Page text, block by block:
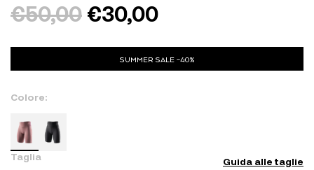
€50,00 €30,00
SUMMER SALE -40%
Colore:
Taglia Guida alle taglie